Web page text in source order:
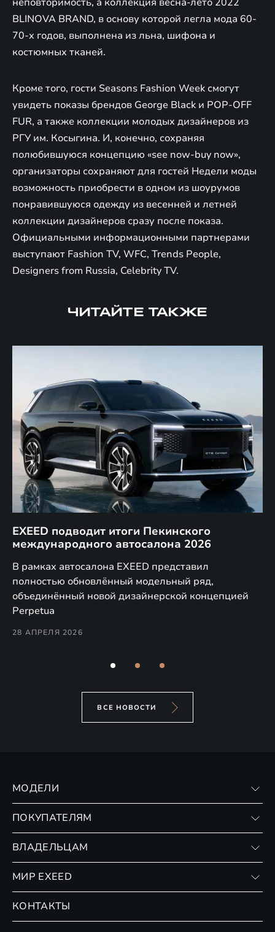
BLINOVA BRAND, в основу которой легла мода 60-
70-х годов, выполнена из льна, шифона и
костюмных тканей.
Кроме того, гости Seasons Fashion Week смогут
увидеть показы брендов George Black и POP-OFF
FUR, а также коллекции молодых дизайнеров из
РГУ им. Косыгина. И, конечно, сохраняя
полюбившуюся концепцию «see now-buy now»,
организаторы сохраняют для гостей Недели моды
возможность приобрести в одном из шоурумов
понравившуюся одежду из весенней и летней
коллекции дизайнеров сразу после показа.
Официальными информационными партнерами
выступают Fashion TV, WFC, Trends People,
Designers from Russia, Celebrity TV.
ЧИТАЙТЕ ТАКЖЕ
EXEED подводит итоги Пекинского
международного автосалона 2026
В рамках автосалона EXEED представил
полностью обновлённый модельный ряд,
объединённый новой дизайнерской концепцией
Perpetua
28 АПРЕЛЯ 2026
ВСЕ НОВОСТИ
МОДЕЛИ
ПОКУПАТЕЛЯМ
Страхование
ВЛАДЕЛЬЦАМ
Сервис
МИР EXEED
КОНТАКТЫ